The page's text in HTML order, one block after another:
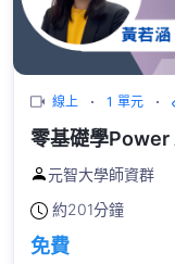
線上 1 單元
零基礎學
元智大學師資群
約201分鐘
免費